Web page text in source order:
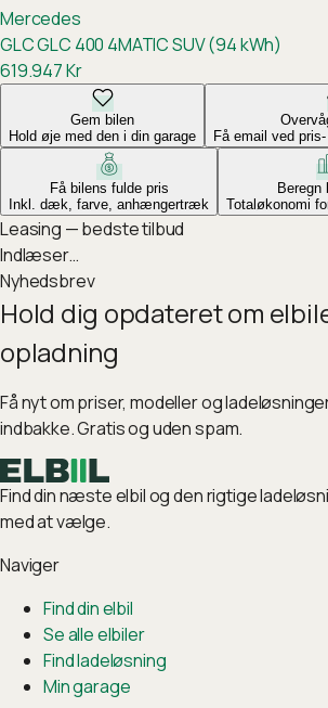
Mercedes
GLCGLC 400 4MATIC SUV (94 kWh)
619.947Kr
Gem bilen
Hold øje med den i din garage
Få email ved
Få bilens fulde pris
Inkl. dæk, farve, anhængertræk
Beregn
Totaløkonomi
Leasing — bedste tilbud
Indlæser…
Nyhedsbrev
Hold dig opdateret om
opladning
Få nyt om priser, modeller og
indbakke. Gratis og uden spam.
Find din næste elbil og den rigtige
med at vælge.
Naviger
Find din elbil
Se alle elbiler
Find ladeløsning
Min garage